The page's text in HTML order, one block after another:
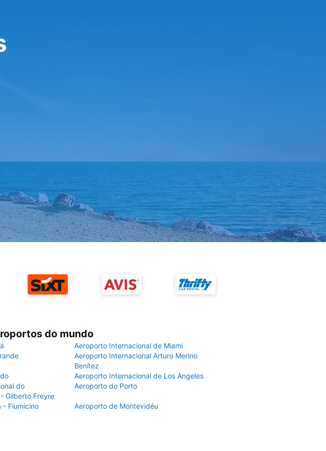
do mundo
Aeroporto Internacional de Miami
Aeroporto Internacional Arturo Merino
Benítez
Aeroporto Internacional de Los Angeles
do
Gilberto Freyre
Aeroporto do Porto
- Fiumicino Aeroporto de Montevidéu